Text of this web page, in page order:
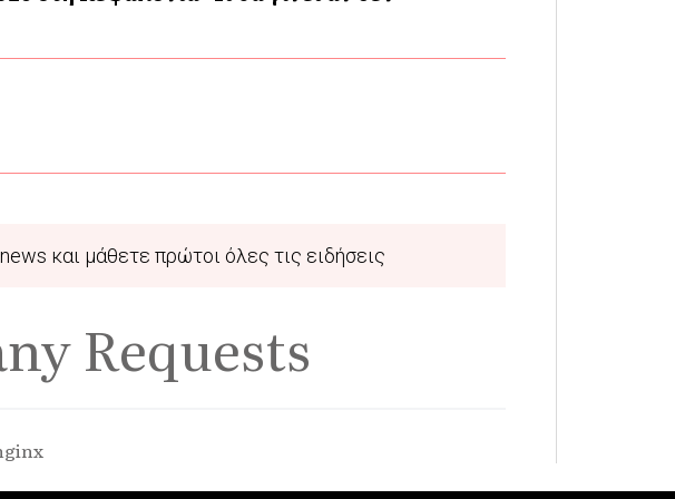
και μάθετε πρώτοι όλες τις ειδήσεις
Requests